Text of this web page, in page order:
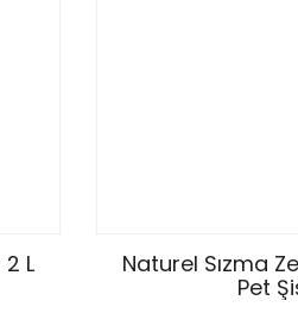
L
Naturel Sızma
Pet